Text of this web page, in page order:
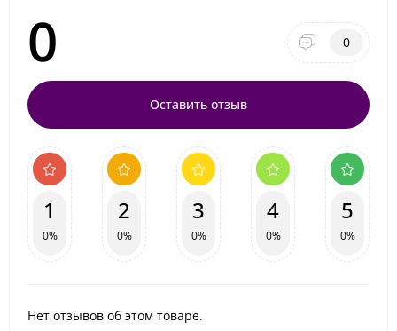
0 0
Оставить отзыв
1
0%
2
0%
3
0%
4
0%
5
0%
Нет отзывов об этом товаре.